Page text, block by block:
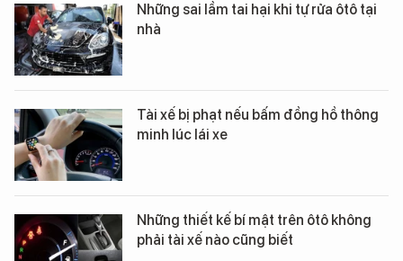
Những sai lầm tai hại khi tự rửa ôtô tại
nhà
Tài xế bị phạt nếu bấm đồng hồ thông
minh lúc lái xe
Những thiết kế bí mật trên ôtô không
phải tài xế nào cũng biết